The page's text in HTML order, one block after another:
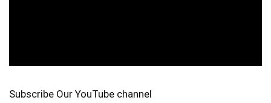
Subscribe Our YouTube channel